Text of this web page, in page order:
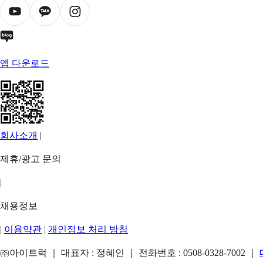
앱 다운로드
회사소개 |
제휴/광고 문의
|
채용정보
| 이용약관 | 개인정보 처리 방침
㈜아이트럭 ｜ 대표자 : 정혜인 ｜ 전화번호 : 0508-0328-7002